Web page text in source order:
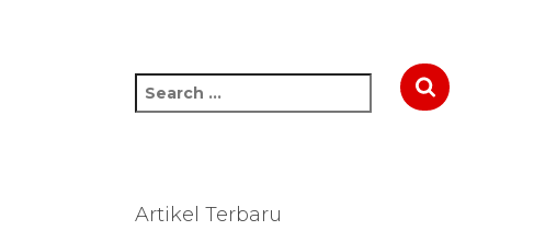
e
h
Artikel Terbaru